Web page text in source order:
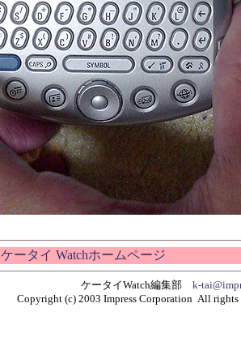
ケータイ Watchホームページ
ケータイWatch編集部 k-
Copyright (c) 2003 Impress Corporation All rights